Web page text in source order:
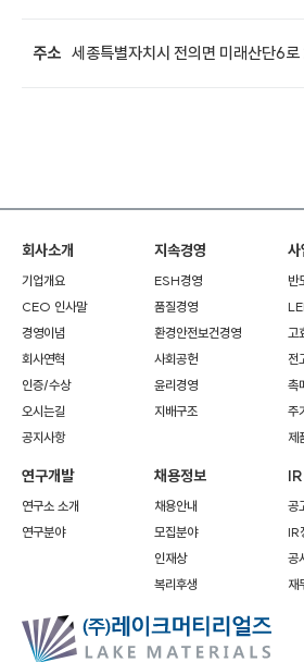
주소 세종특별자치시 전의면 미래산단6로
회사소개
기업개요
CEO 인사말
경영이념
회사연혁
인증/수상
오시는길
공지사항
지속경영
ESH경영
품질경영
환경안전보건경영
사회공헌
윤리경영
지배구조
사
반
고
전
촉
주
제
연구개발
연구소 소개
연구분야
채용정보
채용안내
모집분야
인재상
복리후생
IR
공
IR
공
재